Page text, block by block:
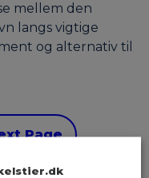
mellem den
langs vigtige
og alternativ til
Page